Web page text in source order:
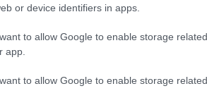
or device identifiers in apps.
to allow Google to enable storage
app.
to allow Google to enable storage
miközben a
Centrum